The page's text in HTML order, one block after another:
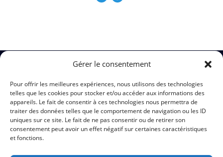
Gérer le consentement
Pour offrir les meilleures expériences, nous utilisons des technologies
telles que les cookies pour stocker et/ou accéder aux informations des
appareils. Le fait de consentir à ces technologies nous permettra de
traiter des données telles que le comportement de navigation ou les ID
uniques sur ce site. Le fait de ne pas consentir ou de retirer son
consentement peut avoir un effet négatif sur certaines caractéristiques
et fonctions.
Politiques de confidentialité